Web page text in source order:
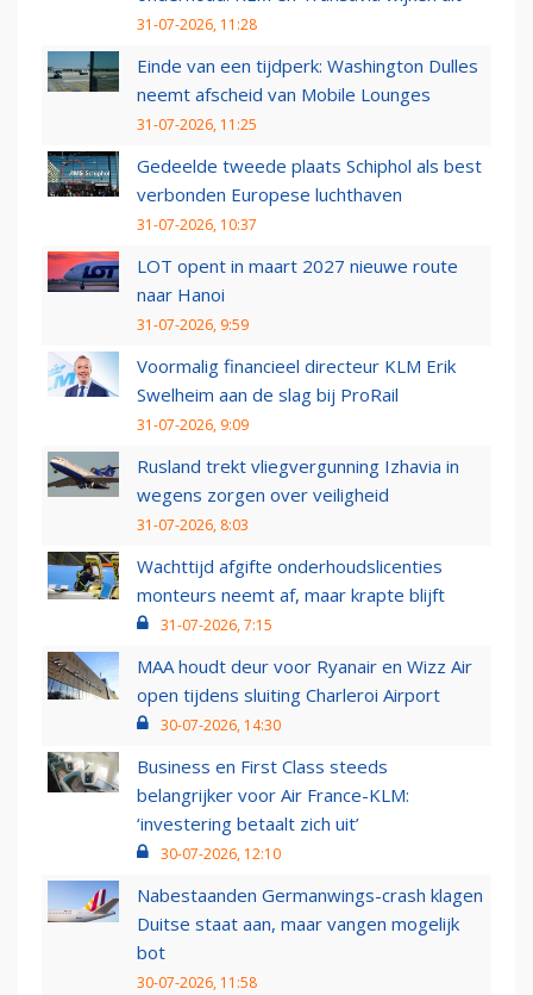
31-07-2026, 11:28
Einde van een tijdperk: Washington Dulles
neemt afscheid van Mobile Lounges
31-07-2026, 11:25
Gedeelde tweede plaats Schiphol als best
verbonden Europese luchthaven
31-07-2026, 10:37
LOT opent in maart 2027 nieuwe route
naar Hanoi
31-07-2026, 9:59
Voormalig financieel directeur KLM Erik
Swelheim aan de slag bij ProRail
31-07-2026, 9:09
Rusland trekt vliegvergunning Izhavia in
wegens zorgen over veiligheid
31-07-2026, 8:03
Wachttijd afgifte onderhoudslicenties
monteurs neemt af, maar krapte blijft
31-07-2026, 7:15
MAA houdt deur voor Ryanair en Wizz Air
open tijdens sluiting Charleroi Airport
30-07-2026, 14:30
Business en First Class steeds
belangrijker voor Air France-KLM:
‘investering betaalt zich uit’
30-07-2026, 12:10
Nabestaanden Germanwings-crash klagen
Duitse staat aan, maar vangen mogelijk
bot
30-07-2026, 11:58